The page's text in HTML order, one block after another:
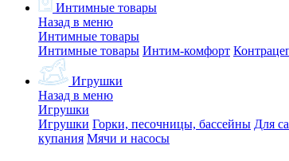
Интимные товары
Назад в меню
Интимные товары
Интимные товары Интим-комфорт
Игрушки
Назад в меню
Игрушки
Игрушки Горки, песочницы, бассейны Для
купания Мячи и насосы